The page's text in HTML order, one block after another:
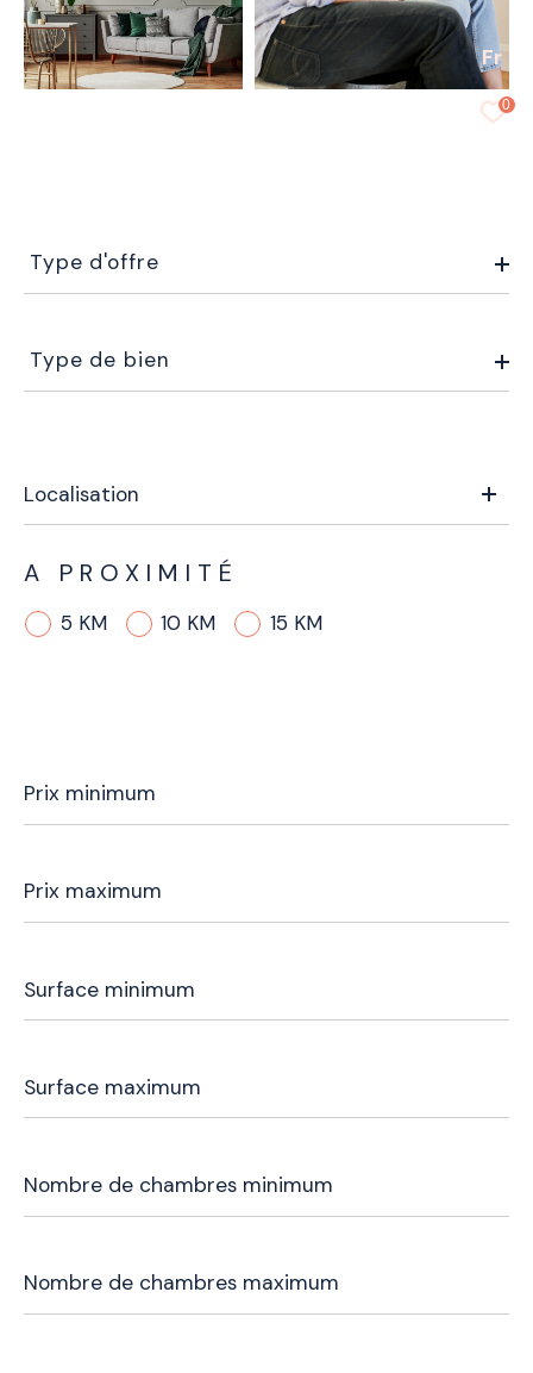
Fr
0
d'offre
Type d'offre
de
bien
Type de bien
A PROXIMITÉ
5 KM 10 KM 15 KM
minimum
maximum
minimum
maximum
de
chambres
minimum
de
chambres
maximum